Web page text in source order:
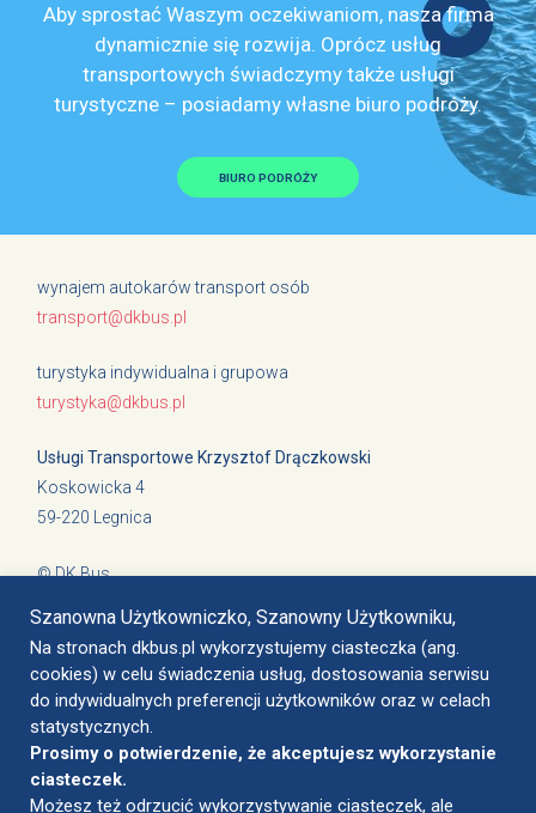
Aby sprostać Waszym oczekiwaniom, nasza firma
dynamicznie się rozwija. Oprócz usług
transportowych świadczymy także usługi
turystyczne – posiadamy własne biuro podróży.
BIURO PODRÓŻY
Szanowna Użytkowniczko, Szanowny Użytkowniku,
Na stronach dkbus.pl wykorzystujemy ciasteczka (ang.
cookies) w celu świadczenia usług, dostosowania serwisu
do indywidualnych preferencji użytkowników oraz w celach
statystycznych.
Prosimy o potwierdzenie, że akceptujesz wykorzystanie
ciasteczek.
Możesz też odrzucić wykorzystywanie ciasteczek, ale
wynajem autokarów transport osób
transport@dkbus.pl
turystyka indywidualna i grupowa
turystyka@dkbus.pl
Usługi Transportowe Krzysztof Drączkowski
Koskowicka 4
59-220 Legnica
© DK Bus
Legnica, ul. Nasienna 4
biuro@dkbus.pl
+48 797 760 102